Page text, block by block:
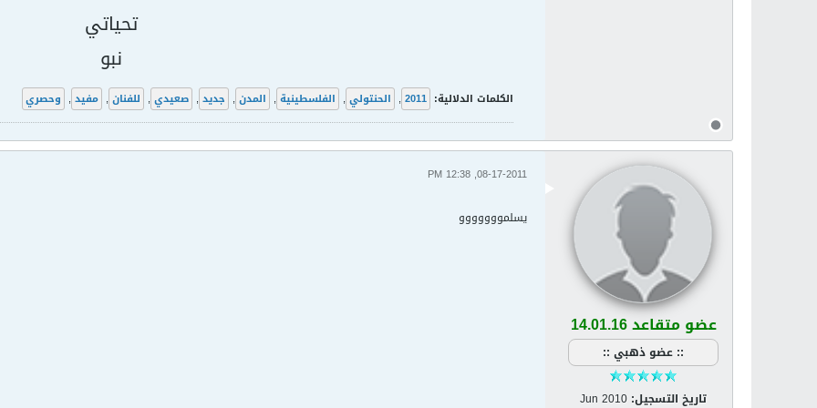
تحياتي
نبو
الكلمات الدلالية: 2011
, الحنتولي , الفلسطينية , المدن , جديد , صعيدي , للفنان , مفيد , وحصري
عضو متقاعد 14.01.16
:: عضو ذهبي ::
تاريخ التسجيل: Jun 2010
08-17-2011, 12:38 PM
يسلمووووووو